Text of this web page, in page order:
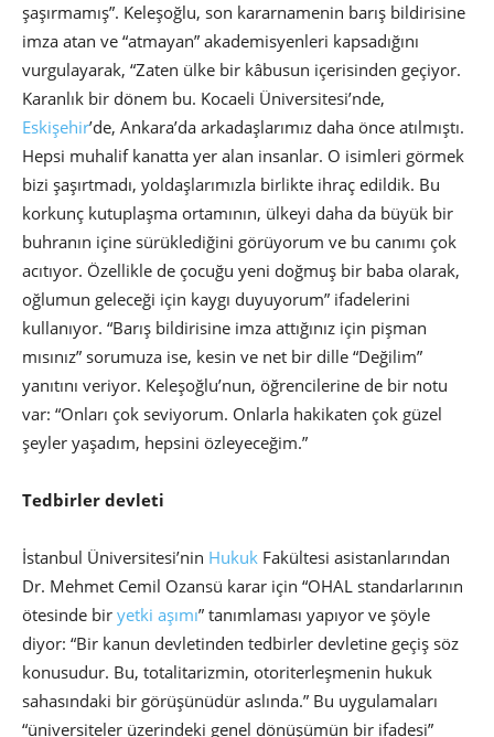
şaşırmamış”. Keleşoğlu, son kararnamenin barış bildirisine
imza atan ve “atmayan” akademisyenleri kapsadığını
vurgulayarak, “Zaten ülke bir kâbusun içerisinden geçiyor.
Karanlık bir dönem bu. Kocaeli Üniversitesi’nde,
Eskişehir’de, Ankara’da arkadaşlarımız daha önce atılmıştı.
Hepsi muhalif kanatta yer alan insanlar. O isimleri görmek
bizi şaşırtmadı, yoldaşlarımızla birlikte ihraç edildik. Bu
korkunç kutuplaşma ortamının, ülkeyi daha da büyük bir
buhranın içine sürüklediğini görüyorum ve bu canımı çok
acıtıyor. Özellikle de çocuğu yeni doğmuş bir baba olarak,
oğlumun geleceği için kaygı duyuyorum” ifadelerini
kullanıyor. “Barış bildirisine imza attığınız için pişman
mısınız” sorumuza ise, kesin ve net bir dille “Değilim”
yanıtını veriyor. Keleşoğlu’nun, öğrencilerine de bir notu
var: “Onları çok seviyorum. Onlarla hakikaten çok güzel
şeyler yaşadım, hepsini özleyeceğim.”
Tedbirler devleti
İstanbul Üniversitesi’nin Hukuk Fakültesi asistanlarından
Dr. Mehmet Cemil Ozansü karar için “OHAL standarlarının
ötesinde bir yetki aşımı” tanımlaması yapıyor ve şöyle
diyor: “Bir kanun devletinden tedbirler devletine geçiş söz
konusudur. Bu, totalitarizmin, otoriterleşmenin hukuk
sahasındaki bir görüşünüdür aslında.” Bu uygulamaları
“üniversiteler üzerindeki genel dönüşümün bir ifadesi”